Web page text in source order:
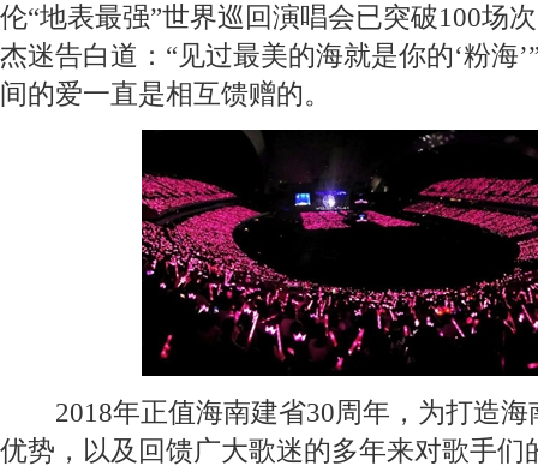
伦“地表最强”世界巡回演唱会已突破100场
杰迷告白道：“见过最美的海就是你的‘粉海
间的爱一直是相互馈赠的。
2018年正值海南建省30周年，为打造海
优势，以及回馈广大歌迷的多年来对歌手们